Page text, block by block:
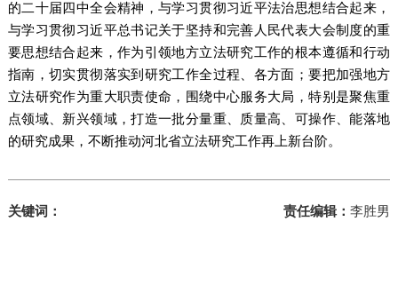
的二十届四中全会精神，与学习贯彻习近平法治思想结合起来，
与学习贯彻习近平总书记关于坚持和完善人民代表大会制度的重
要思想结合起来，作为引领地方立法研究工作的根本遵循和行动
指南，切实贯彻落实到研究工作全过程、各方面；要把加强地方
立法研究作为重大职责使命，围绕中心服务大局，特别是聚焦重
点领域、新兴领域，打造一批分量重、质量高、可操作、能落地
的研究成果，不断推动河北省立法研究工作再上新台阶。
关键词： 责任编辑：李胜男